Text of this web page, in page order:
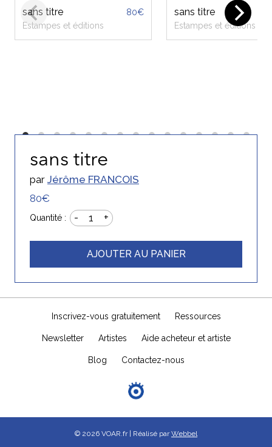
et éditions
sans titre
Estampes et éditions
80€
sans titre
par Jérôme FRANCOIS
80€
Quantité : - 1 +
AJOUTER AU PANIER
Inscrivez-vous gratuitement Ressources
Newsletter Artistes Aide acheteur et artiste
Blog Contactez-nous
© 2026 VOAR.fr | Réalisé parWebbel